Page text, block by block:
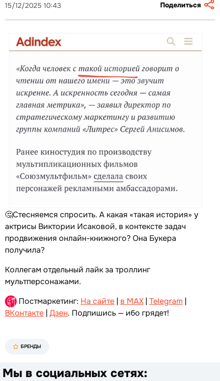
15/12/2025 10:43 Поделиться
🤔Стесняемся спросить. А какая «такая история» у
актрисы Виктории Исаковой, в контексте задач
продвижения онлайн-книжного? Она Букера
получила?
Коллегам отдельный лайк за троллинг
мультперсонажами.
Постмаркетинг: На сайте | в MAX | Telegram |
ВКонтакте | Дзен. Подпишись — ибо грядет!
БРЕНДЫ
Мы в социальных сетях: